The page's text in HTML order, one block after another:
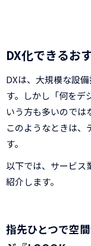
DX化できるお
DXは、大規模な設
す。しかし「何をデ
いう方も多いのでは
このようなときは、
す。
以下では、サービス
紹介します。
指先ひとつで空